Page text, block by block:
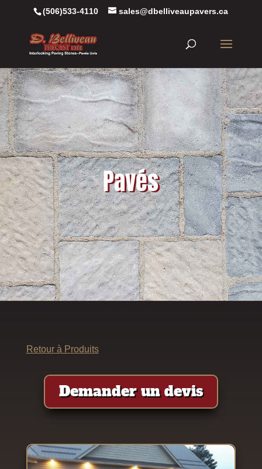
(506)533-4110 sales@dbelliveaupavers.ca
Pavés
Retour à Produits
Demander un devis